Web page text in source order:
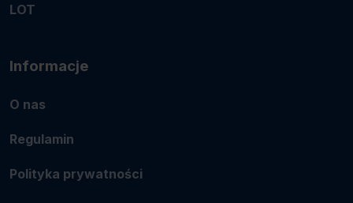
LOT
Informacje
O nas
Regulamin
Polityka prywatności